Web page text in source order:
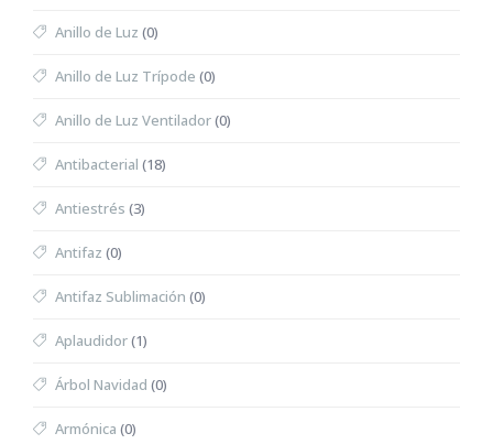
Anillo de Luz (0)
Anillo de Luz Trípode (0)
Anillo de Luz Ventilador(0)
Antibacterial (18)
Antiestrés (3)
Antifaz (0)
Antifaz Sublimación (0)
Aplaudidor(1)
Árbol Navidad (0)
Armónica (0)